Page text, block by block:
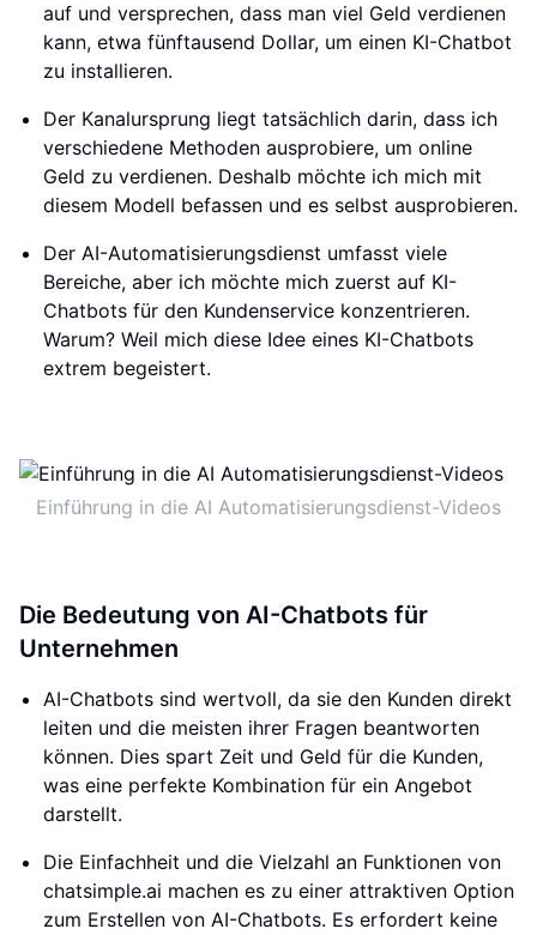
auf und versprechen, dass man viel Geld verdienen
kann, etwa fünftausend Dollar, um einen KI-Chatbot
zu installieren.
Der Kanalursprung liegt tatsächlich darin, dass ich
verschiedene Methoden ausprobiere, um online
Geld zu verdienen. Deshalb möchte ich mich mit
diesem Modell befassen und es selbst ausprobieren.
Der AI-Automatisierungsdienst umfasst viele
Bereiche, aber ich möchte mich zuerst auf KI-
Chatbots für den Kundenservice konzentrieren.
Warum? Weil mich diese Idee eines KI-Chatbots
extrem begeistert.
Einführung in die AI Automatisierungsdienst-Videos
Die Bedeutung von AI-Chatbots für
Unternehmen
AI-Chatbots sind wertvoll, da sie den Kunden direkt
leiten und die meisten ihrer Fragen beantworten
können. Dies spart Zeit und Geld für die Kunden,
was eine perfekte Kombination für ein Angebot
darstellt.
Die Einfachheit und die Vielzahl an Funktionen von
chatsimple.ai machen es zu einer attraktiven Option
zum Erstellen von AI-Chatbots. Es erfordert keine